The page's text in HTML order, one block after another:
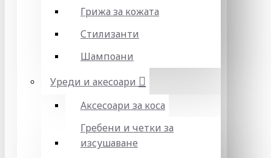
Грижа за кожата
Стилизанти
Шампоани
Уреди и акесоари
Аксесоари за коса
Гребени и четки за
изсушаване